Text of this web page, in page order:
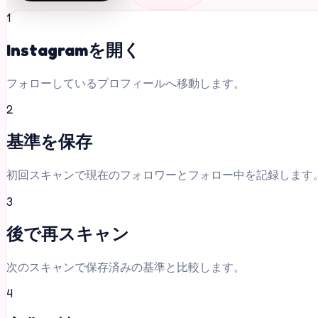
1
Instagramを開く
フォローしているプロフィールへ移動します。
2
基準を保存
初回スキャンで現在のフォロワーとフォロー中を記録します
3
後で再スキャン
次のスキャンで保存済みの基準と比較します。
4